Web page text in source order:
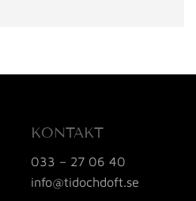
KONTAKT
033 – 27 06 40
info@tidochdoft.se